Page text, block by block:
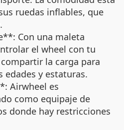
ruedas inflables, que
Con una maleta
el wheel con tu
la carga para
edades y estaturas.
Airwheel es
como equipaje de
donde hay restricciones